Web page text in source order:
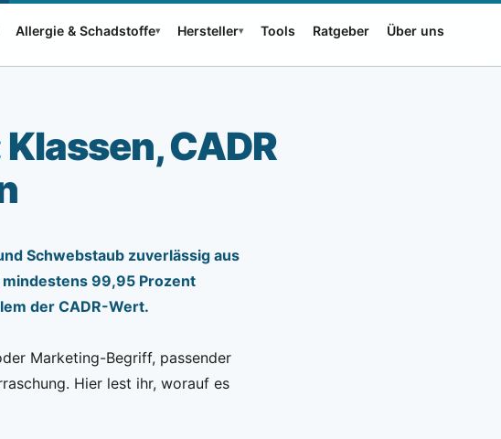
Allergie & Schadstoffe▾ Hersteller▾ Tools Ratgeber Über uns
CADR
Schwebstaub zuverlässig aus
mindestens 99,95 Prozent
der CADR-Wert.
Marketing-Begriff, passender
Hier lest ihr, worauf es